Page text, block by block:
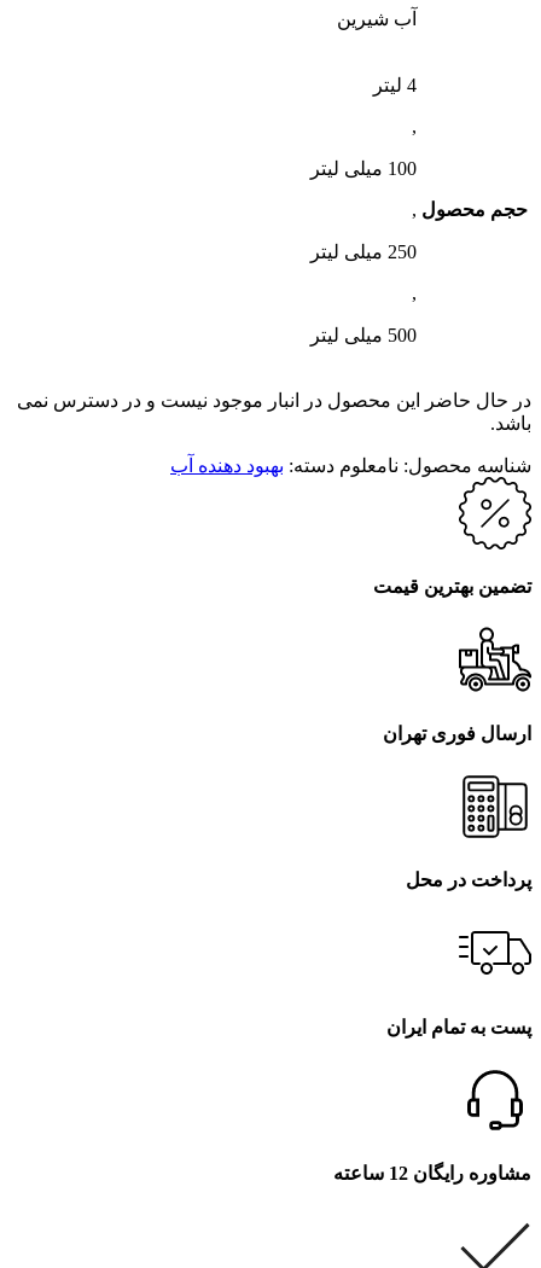
آب شیرین
حجم محصول
4 لیتر
,
100 میلی لیتر
,
250 میلی لیتر
,
500 میلی لیتر
در حال حاضر این محصول در انبار موجود نیست و در دسترس نمی
باشد.
شناسه محصول: نامعلوم دسته: بهبود دهنده آب
تضمین بهترین قیمت
ارسال فوری تهران
پرداخت در محل
پست به تمام ایران
مشاوره رایگان 12 ساعته